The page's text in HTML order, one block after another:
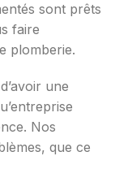
sont prêts
faire
plomberie.
une
Nos
que ce